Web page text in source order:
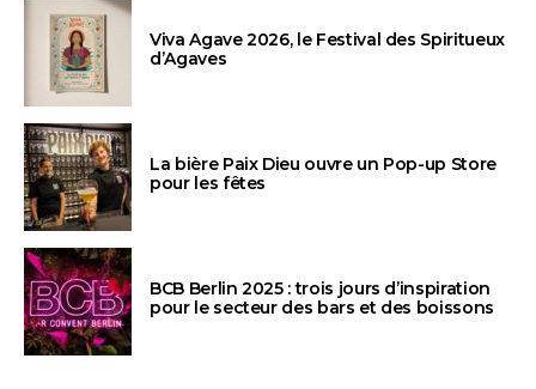
Viva Agave 2026, le Festival des Spiritueux
d’Agaves
La bière Paix Dieu ouvre un Pop-up Store
pour les fêtes
BCB Berlin 2025 : trois jours d’inspiration
pour le secteur des bars et des boissons